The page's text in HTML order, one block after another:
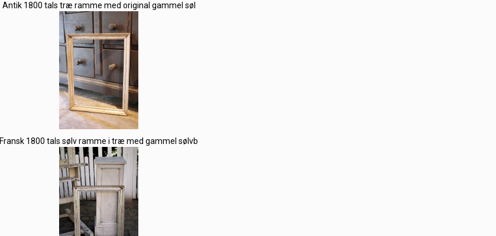
Antik 1800 tals træ ramme med original gammel søl
Fransk 1800 tals sølv ramme i træ med gammel sølvb